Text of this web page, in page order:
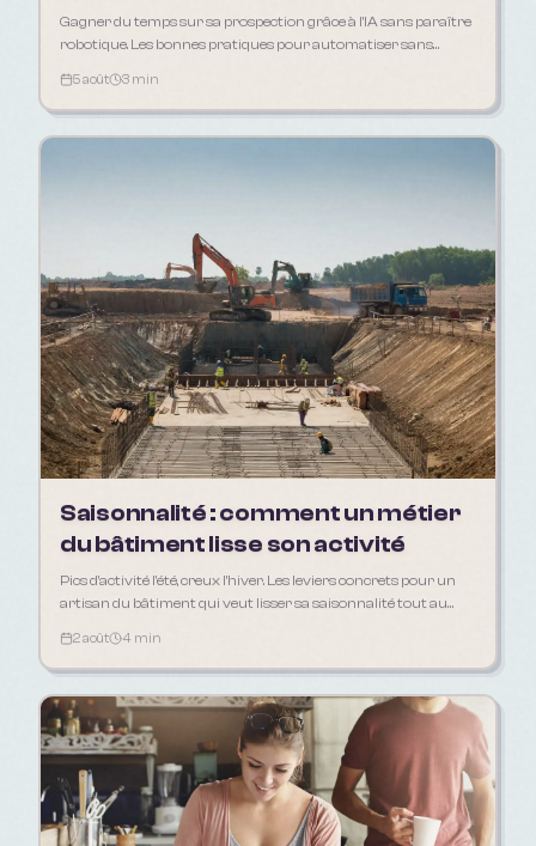
Gagner du temps sur sa prospection grâce à l'IA sans paraître
robotique. Les bonnes pratiques pour automatiser sans
5 août 3 min
Saisonnalité : comment un métier
du bâtiment lisse son activité
Pics d'activité l'été, creux l'hiver. Les leviers concrets pour un
artisan du bâtiment qui veut lisser sa saisonnalité tout au
2 août 4 min